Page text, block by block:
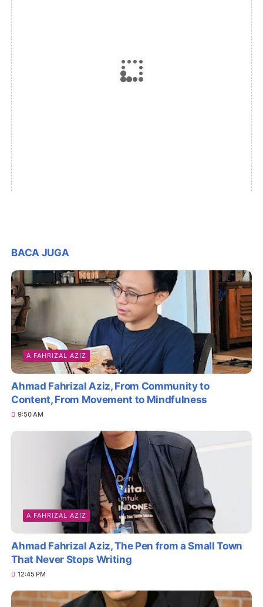
BACA JUGA
A FAHRIZAL AZIZ
Ahmad Fahrizal Aziz, From Community to
Content, From Movement to Mindfulness
9:50 AM
A FAHRIZAL AZIZ
Ahmad Fahrizal Aziz, The Pen from a Small Town
That Never Stops Writing
12:45 PM